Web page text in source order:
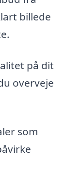
billede
på dit
overveje
som